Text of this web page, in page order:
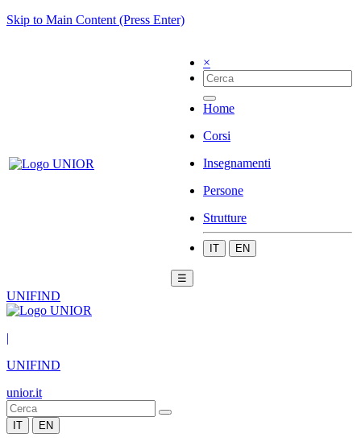
Skip to Main Content (Press Enter)
×
Home
Corsi
Insegnamenti
Persone
Strutture
IT EN
☰
UNIFIND
|
UNIFIND
unior.it
IT EN